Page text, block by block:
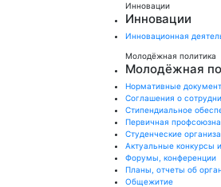
Инновации
Инновации
Инновационная
Молодёжная политика
Молодёжная
Нормативные
Соглашения о
Стипендиальное
Первичная
Студенческие
Актуальные конкурсы
Форумы, конференции
Планы, отчеты об
Общежитие